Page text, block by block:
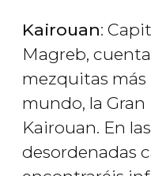
Kairouan:
Magreb,
mezquitas
mundo, la
Kairouan. En
desordenadas